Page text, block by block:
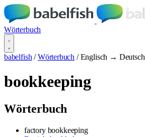
Wörterbuch
babelfish / Wörterbuch / Englisch → Deutsch
bookkeeping
Wörterbuch
factory bookkeeping